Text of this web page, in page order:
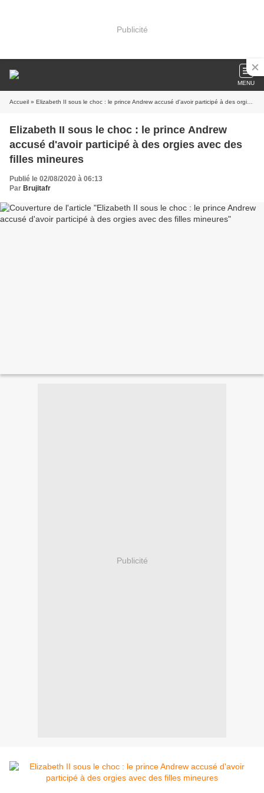
Publicité
MENU
Accueil » Elizabeth II sous le choc : le prince Andrew accusé d'avoir participé à des orgies avec des filles mineures
Elizabeth II sous le choc : le prince Andrew
accusé d'avoir participé à des orgies avec des
filles mineures
Publié le 02/08/2020 à 06:13
Par Brujitafr
Publicité